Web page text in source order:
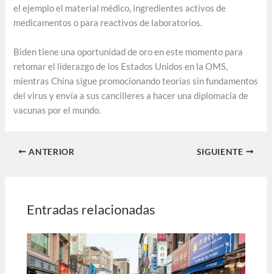
el ejemplo el material médico, ingredientes activos de
medicamentos o para reactivos de laboratorios.
Biden tiene una oportunidad de oro en este momento para
retomar el liderazgo de los Estados Unidos en la OMS,
mientras China sigue promocionando teorías sin fundamentos
del virus y envía a sus cancilleres a hacer una diplomacia de
vacunas por el mundo.
ANTERIOR SIGUIENTE
Entradas relacionadas